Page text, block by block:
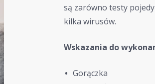
są zarówno testy
kilka wirusów.
Wskazania do
Gorączka